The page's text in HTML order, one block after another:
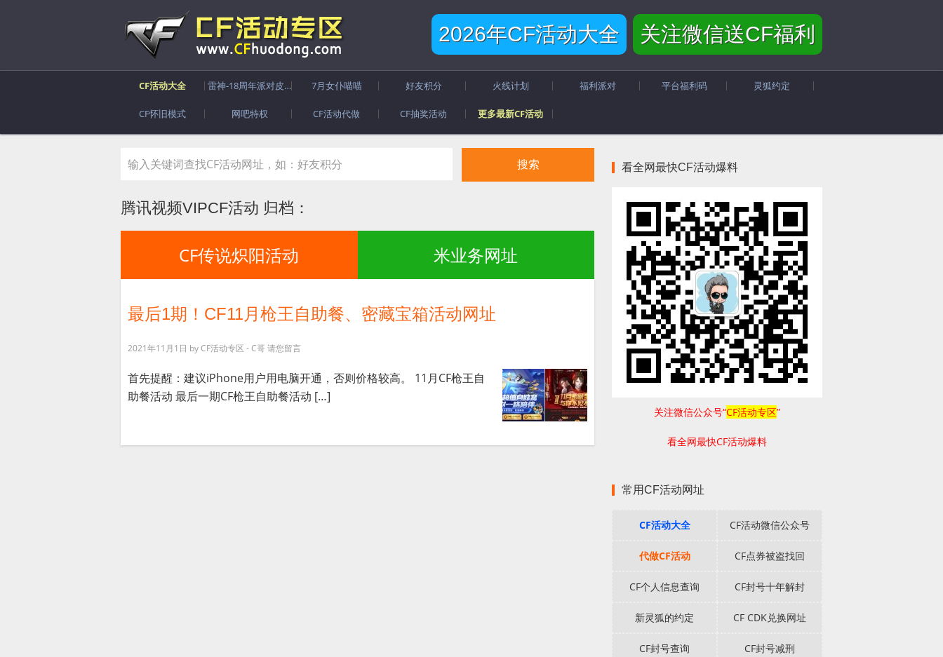
2026年CF活动大全 关注微信送CF福利
CF活动大全 雷神-18周年派对皮肤 7月女仆喵喵 好友积分 火线计划 福利派对 平台福利码 灵狐约定
CF怀旧模式 网吧特权 CF活动代做 CF抽奖活动 更多最新CF活动
腾讯视频VIPCF活动 归档：
CF传说炽阳活动 米业务网址
最后1期！CF11月枪王自助餐、密藏宝箱活动网址
2021年11月1日 byCF活动专区 - C哥请您留言
首先提醒：建议iPhone用户用电脑开通，否则价格较高。 11月CF枪王自
助餐活动 最后一期CF枪王自助餐活动 […]
看全网最快CF活动爆料
关注微信公众号“CF活动专区”
看全网最快CF活动爆料
常用CF活动网址
CF活动大全 CF活动微信公众号
代做CF活动 CF点券被盗找回
CF个人信息查询 CF封号十年解封
新灵狐的约定 CF CDK兑换网址
CF封号查询 CF封号减刑